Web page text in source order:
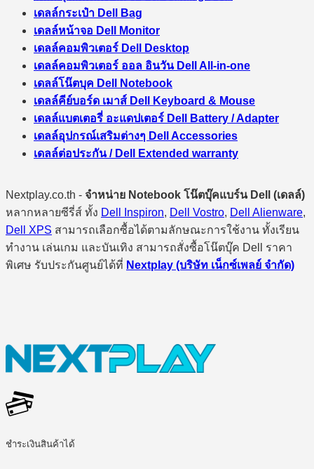
เดลล์กระเป๋า Dell Bag
เดลล์หน้าจอ Dell Monitor
เดลล์คอมพิวเตอร์ Dell Desktop
เดลล์คอมพิวเตอร์ ออล อินวัน Dell All-in-one
เดลล์โน๊ตบุค Dell Notebook
เดลล์คีย์บอร์ด เมาส์ Dell Keyboard & Mouse
เดลล์แบตเตอรี่ อะแดปเตอร์ Dell Battery / Adapter
เดลล์อุปกรณ์เสริมต่างๆ Dell Accessories
เดลล์ต่อประกัน / Dell Extended warranty
Nextplay.co.th - จำหน่าย Notebook โน๊ตบุ๊คแบร์น Dell (เดลล์)
หลากหลายซีรี่ส์ ทั้ง Dell Inspiron, Dell Vostro, Dell Alienware,
Dell XPS สามารถเลือกซื้อได้ตามลักษณะการใช้งาน ทั้งเรียน
ทำงาน เล่นเกม และบันเทิง สามารถสั่งซื้อโน๊ตบุ๊ค Dell ราคา
พิเศษ รับประกันศูนย์ได้ที่ Nextplay (บริษัท เน็กซ์เพลย์ จำกัด)
ชำระเงินสินค้าได้